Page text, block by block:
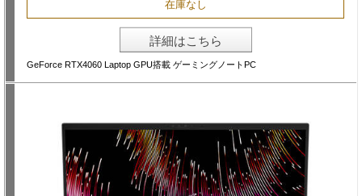
在庫なし
詳細はこちら
GeForce RTX4060 Laptop GPU搭載 ゲーミングノートPC